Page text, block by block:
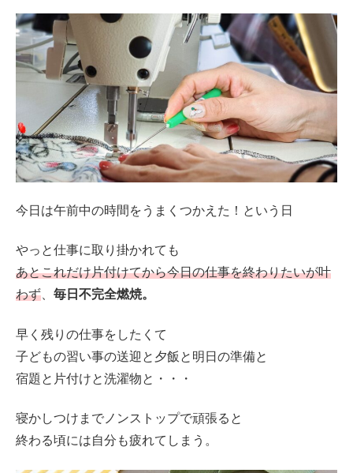
今日は午前中の時間をうまくつかえた！という日
やっと仕事に取り掛かれても
あとこれだけ片付けてから今日の仕事を終わりたいが叶
わず、 毎日不完全燃焼。
早く残りの仕事をしたくて
子どもの習い事の送迎と夕飯と明日の準備と
宿題と片付けと洗濯物と・・・
寝かしつけまでノンストップで頑張ると
終わる頃には自分も疲れてしまう。